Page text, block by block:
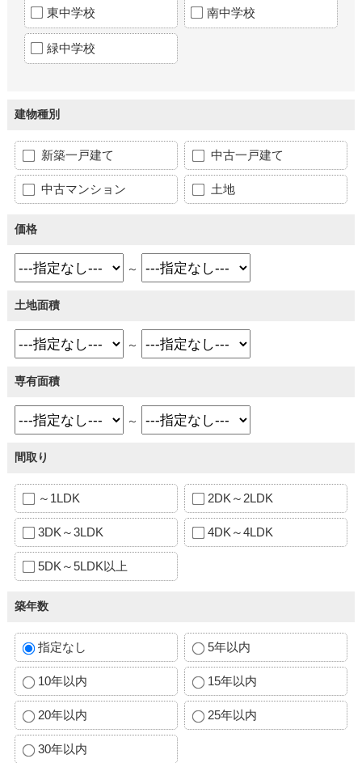
東中学校 南中学校
緑中学校
建物種別
新築一戸建て 中古一戸建て
中古マンション 土地
価格
～
土地面積
～
専有面積
～
間取り
～1LDK 2DK～2LDK
3DK～3LDK 4DK～4LDK
5DK～5LDK以上
築年数
指定なし 5年以内
10年以内 15年以内
20年以内 25年以内
30年以内